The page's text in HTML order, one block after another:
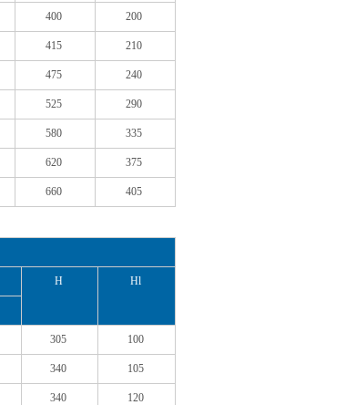
400 200
415 210
475 240
525 290
580 335
620 375
660 405
H Hl
305 100
340 105
340 120